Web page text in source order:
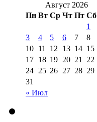
Август 2026
Пн Вт Ср Чт Пт Сб
« Июл
1
3
4 5 6 7 8
10 11 12 13 14 15
17 18 19 20 21 22
24 25 26 27 28 29
31